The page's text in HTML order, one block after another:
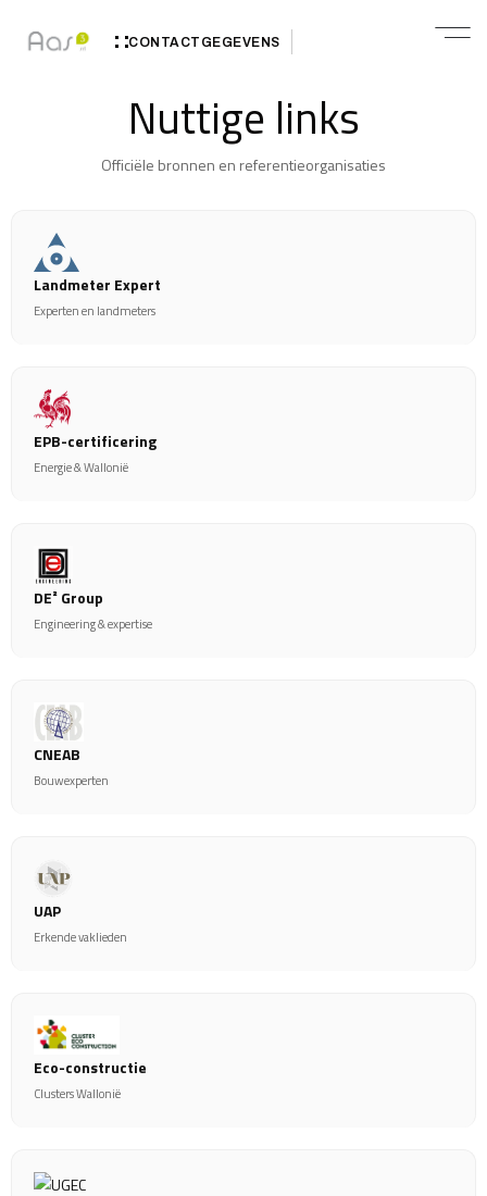
CONTACTGEGEVENS
Nuttige links
Officiële bronnen en referentieorganisaties
Landmeter Expert
Experten en landmeters
EPB-certificering
Energie & Wallonië
DE² Group
Engineering & expertise
CNEAB
Bouwexperten
UAP
Erkende vaklieden
Eco-constructie
Clusters Wallonië